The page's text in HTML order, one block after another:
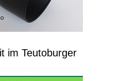
im Teutoburger